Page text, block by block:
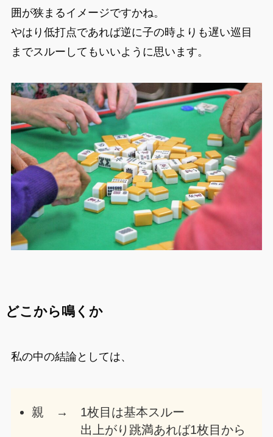
囲が狭まるイメージですかね。
やはり低打点であれば逆に子の時よりも遅い巡目
までスルーしてもいいように思います。
どこから鳴くか
私の中の結論としては、
親 → 1枚目は基本スルー
出上がり跳満あれば1枚目から